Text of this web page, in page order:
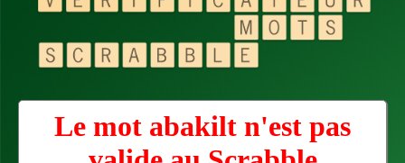
Le mot abakilt n'est pas